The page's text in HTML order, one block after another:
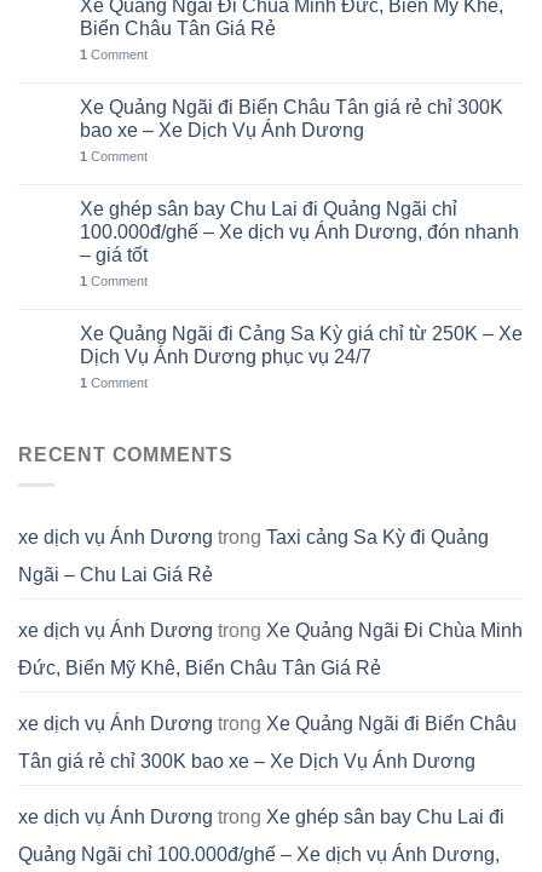
Xe Quảng Ngãi Đi Chùa Minh Đức, Biển Mỹ Khê,
Biển Châu Tân Giá Rẻ
1 Comment
Xe Quảng Ngãi đi Biển Châu Tân giá rẻ chỉ 300K
bao xe – Xe Dịch Vụ Ánh Dương
1 Comment
Xe ghép sân bay Chu Lai đi Quảng Ngãi chỉ
100.000đ/ghế – Xe dịch vụ Ánh Dương, đón nhanh
– giá tốt
1 Comment
Xe Quảng Ngãi đi Cảng Sa Kỳ giá chỉ từ 250K – Xe
Dịch Vụ Ánh Dương phục vụ 24/7
1 Comment
RECENT COMMENTS
xe dịch vụ Ánh Dương trong Taxi cảng Sa Kỳ đi Quảng
Ngãi – Chu Lai Giá Rẻ
xe dịch vụ Ánh Dương trong Xe Quảng Ngãi Đi Chùa Minh
Đức, Biển Mỹ Khê, Biển Châu Tân Giá Rẻ
xe dịch vụ Ánh Dương trong Xe Quảng Ngãi đi Biển Châu
Tân giá rẻ chỉ 300K bao xe – Xe Dịch Vụ Ánh Dương
xe dịch vụ Ánh Dương trong Xe ghép sân bay Chu Lai đi
Quảng Ngãi chỉ 100.000đ/ghế – Xe dịch vụ Ánh Dương,